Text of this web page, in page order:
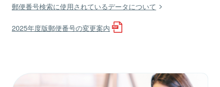
郵便番号検索に使用されているデータについて
2025年度版郵便番号の変更案内